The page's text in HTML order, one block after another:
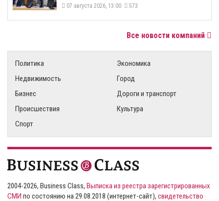
07 августа 2026, 13:00 573
Все новости компаний
Политика
Экономика
Недвижимость
Город
Бизнес
Дороги и транспорт
Происшествия
Культура
Спорт
2004-2026, Business Class, Выписка из реестра зарегистрированных
СМИ по состоянию на 29.08.2018 (интернет-сайт), свидетельство